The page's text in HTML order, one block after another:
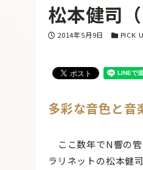
松本健司
投稿日
2014年5月9日 カテゴリ
PICK
多彩な音色と音
ここ数年でN響の
ラリネットの松本健